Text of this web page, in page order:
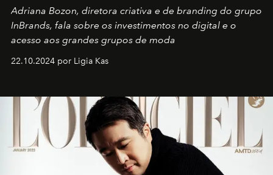
Adriana Bozon, diretora criativa e de branding do grupo
InBrands, fala sobre os investimentos no digital e o
acesso aos grandes grupos de moda
22.10.2024 por Ligia Kas